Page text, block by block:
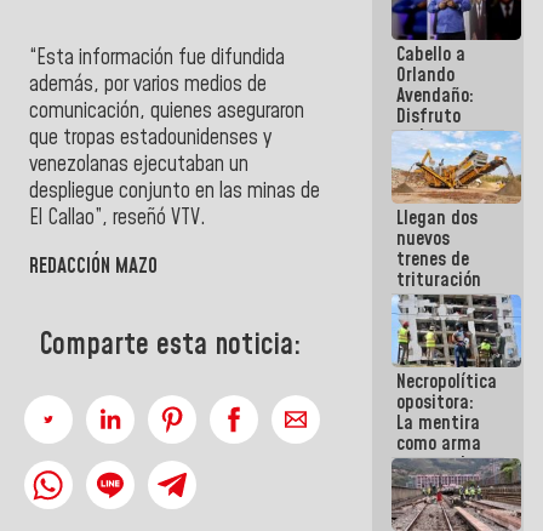
“Esta información fue difundida
además, por varios medios de
comunicación, quienes aseguraron
que tropas estadounidenses y
venezolanas ejecutaban un
despliegue conjunto en las minas de
El Callao”, reseñó VTV.
REDACCIÓN MAZO
Comparte esta noticia:
Cabello a
Orlando
Avendaño:
Disfruto
cada vez
que escribes
porque lo
que haces
es
embarrarla
Llegan dos
nuevos
trenes de
trituración
para
optimizar
manejo de
escombros
en La Guaira
Necropolítica
opositora:
La mentira
como arma
contra el
Pueblo